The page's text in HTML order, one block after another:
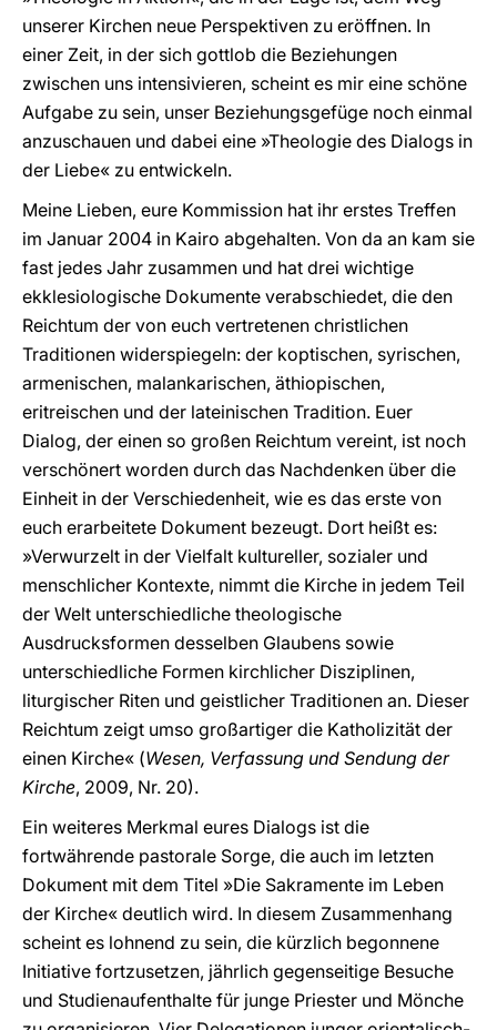
unserer Kirchen neue Perspektiven zu eröffnen. In
einer Zeit, in der sich gottlob die Beziehungen
zwischen uns intensivieren, scheint es mir eine schöne
Aufgabe zu sein, unser Beziehungsgefüge noch einmal
anzuschauen und dabei eine »Theologie des Dialogs in
der Liebe« zu entwickeln.
Meine Lieben, eure Kommission hat ihr erstes Treffen
im Januar 2004 in Kairo abgehalten. Von da an kam sie
fast jedes Jahr zusammen und hat drei wichtige
ekklesiologische Dokumente verabschiedet, die den
Reichtum der von euch vertretenen christlichen
Traditionen widerspiegeln: der koptischen, syrischen,
armenischen, malankarischen, äthiopischen,
eritreischen und der lateinischen Tradition. Euer
Dialog, der einen so großen Reichtum vereint, ist noch
verschönert worden durch das Nachdenken über die
Einheit in der Verschiedenheit, wie es das erste von
euch erarbeitete Dokument bezeugt. Dort heißt es:
»Verwurzelt in der Vielfalt kultureller, sozialer und
menschlicher Kontexte, nimmt die Kirche in jedem Teil
der Welt unterschiedliche theologische
Ausdrucksformen desselben Glaubens sowie
unterschiedliche Formen kirchlicher Disziplinen,
liturgischer Riten und geistlicher Traditionen an. Dieser
Reichtum zeigt umso großartiger die Katholizität der
einen Kirche« (Wesen, Verfassung und Sendung der
Kirche, 2009, Nr. 20).
Ein weiteres Merkmal eures Dialogs ist die
fortwährende pastorale Sorge, die auch im letzten
Dokument mit dem Titel »Die Sakramente im Leben
der Kirche« deutlich wird. In diesem Zusammenhang
scheint es lohnend zu sein, die kürzlich begonnene
Initiative fortzusetzen, jährlich gegenseitige Besuche
und Studienaufenthalte für junge Priester und Mönche